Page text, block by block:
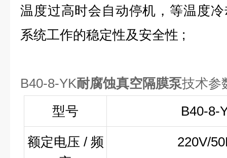
温度过高时会自动停机，等温度
系统工作的稳定性及安全性 ;
B40-8-YK耐腐蚀真空隔膜泵技术参
型号
B40-8-
额定电压 / 频
220V/